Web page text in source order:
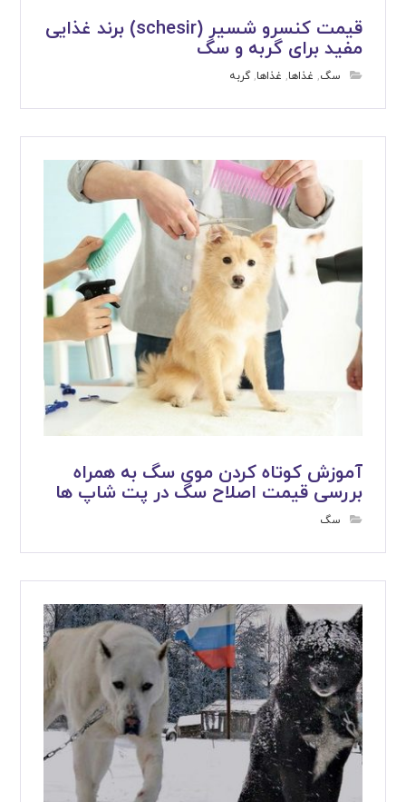
قیمت کنسرو شسیر (schesir) برند غذایی
مفید برای گربه و سگ
سگ, غذاها, غذاها,گربه
آموزش کوتاه کردن موی سگ به همراه
بررسی قیمت اصلاح سگ در پت شاپ ها
سگ